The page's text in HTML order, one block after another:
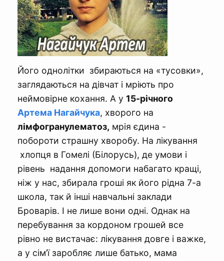
Його однолітки збираються на «тусовки»,
заглядаються на дівчат і мріють про
неймовірне кохання. А у 15-річного
Артема Нагайчука, хворого на
лімфогранулематоз, мрія єдина -
побороти страшну хворобу. На лікування
хлопця в Гомелі (Білорусь), де умови і
рівень надання допомоги набагато кращі,
ніж у нас, збирала гроші як його рідна 7-а
школа, так й інші навчальні заклади
Броварів. І не лише вони одні. Однак на
перебування за кордоном грошей все
рівно не вистачає: лікування довге і важке,
а у сім’ї заробляє лише батько, мама